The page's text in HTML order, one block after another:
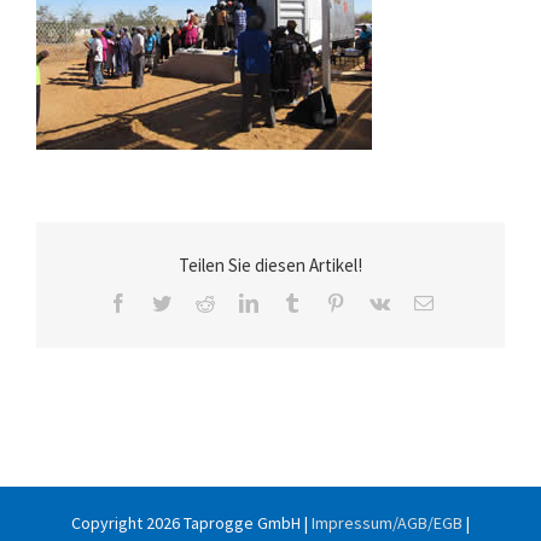
Teilen Sie diesen Artikel!
Facebook
TwitterRedditLinkedInTumblr Pinterest
Vk
E-
Copyright 2026 Taprogge GmbH | Impressum/AGB/EGB |